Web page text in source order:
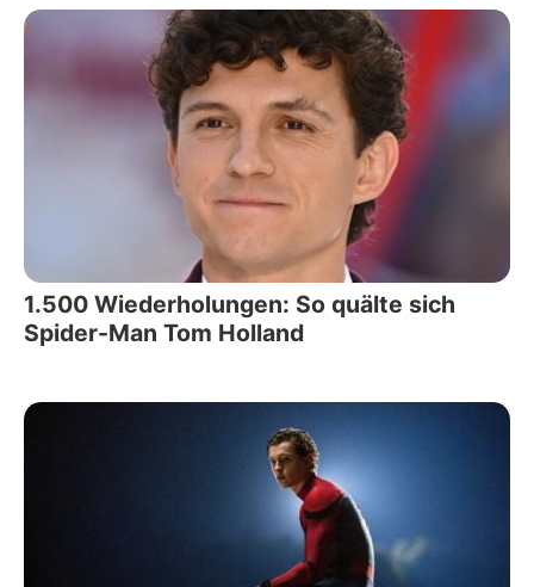
1.500 Wiederholungen: So quälte sich
Spider-Man Tom Holland